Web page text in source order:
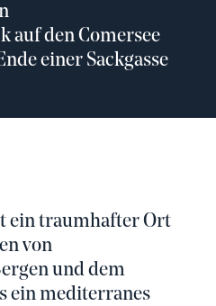
auf den Comersee
einer Sackgasse
ein traumhafter Ort
von
und dem
ein mediterranes